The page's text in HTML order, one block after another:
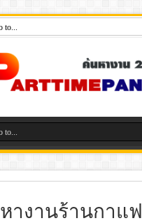
หางานร้านกาแฟ